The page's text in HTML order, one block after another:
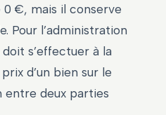
0 €, mais il conserve
Pour l’administration
s’effectuer à la
d’un bien sur le
entre deux parties